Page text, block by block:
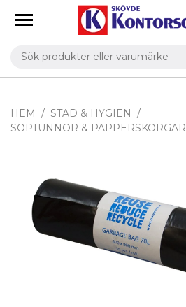
HEM
STÄD & HYGIEN
SOPTUNNOR & PAPPERSKORGAR